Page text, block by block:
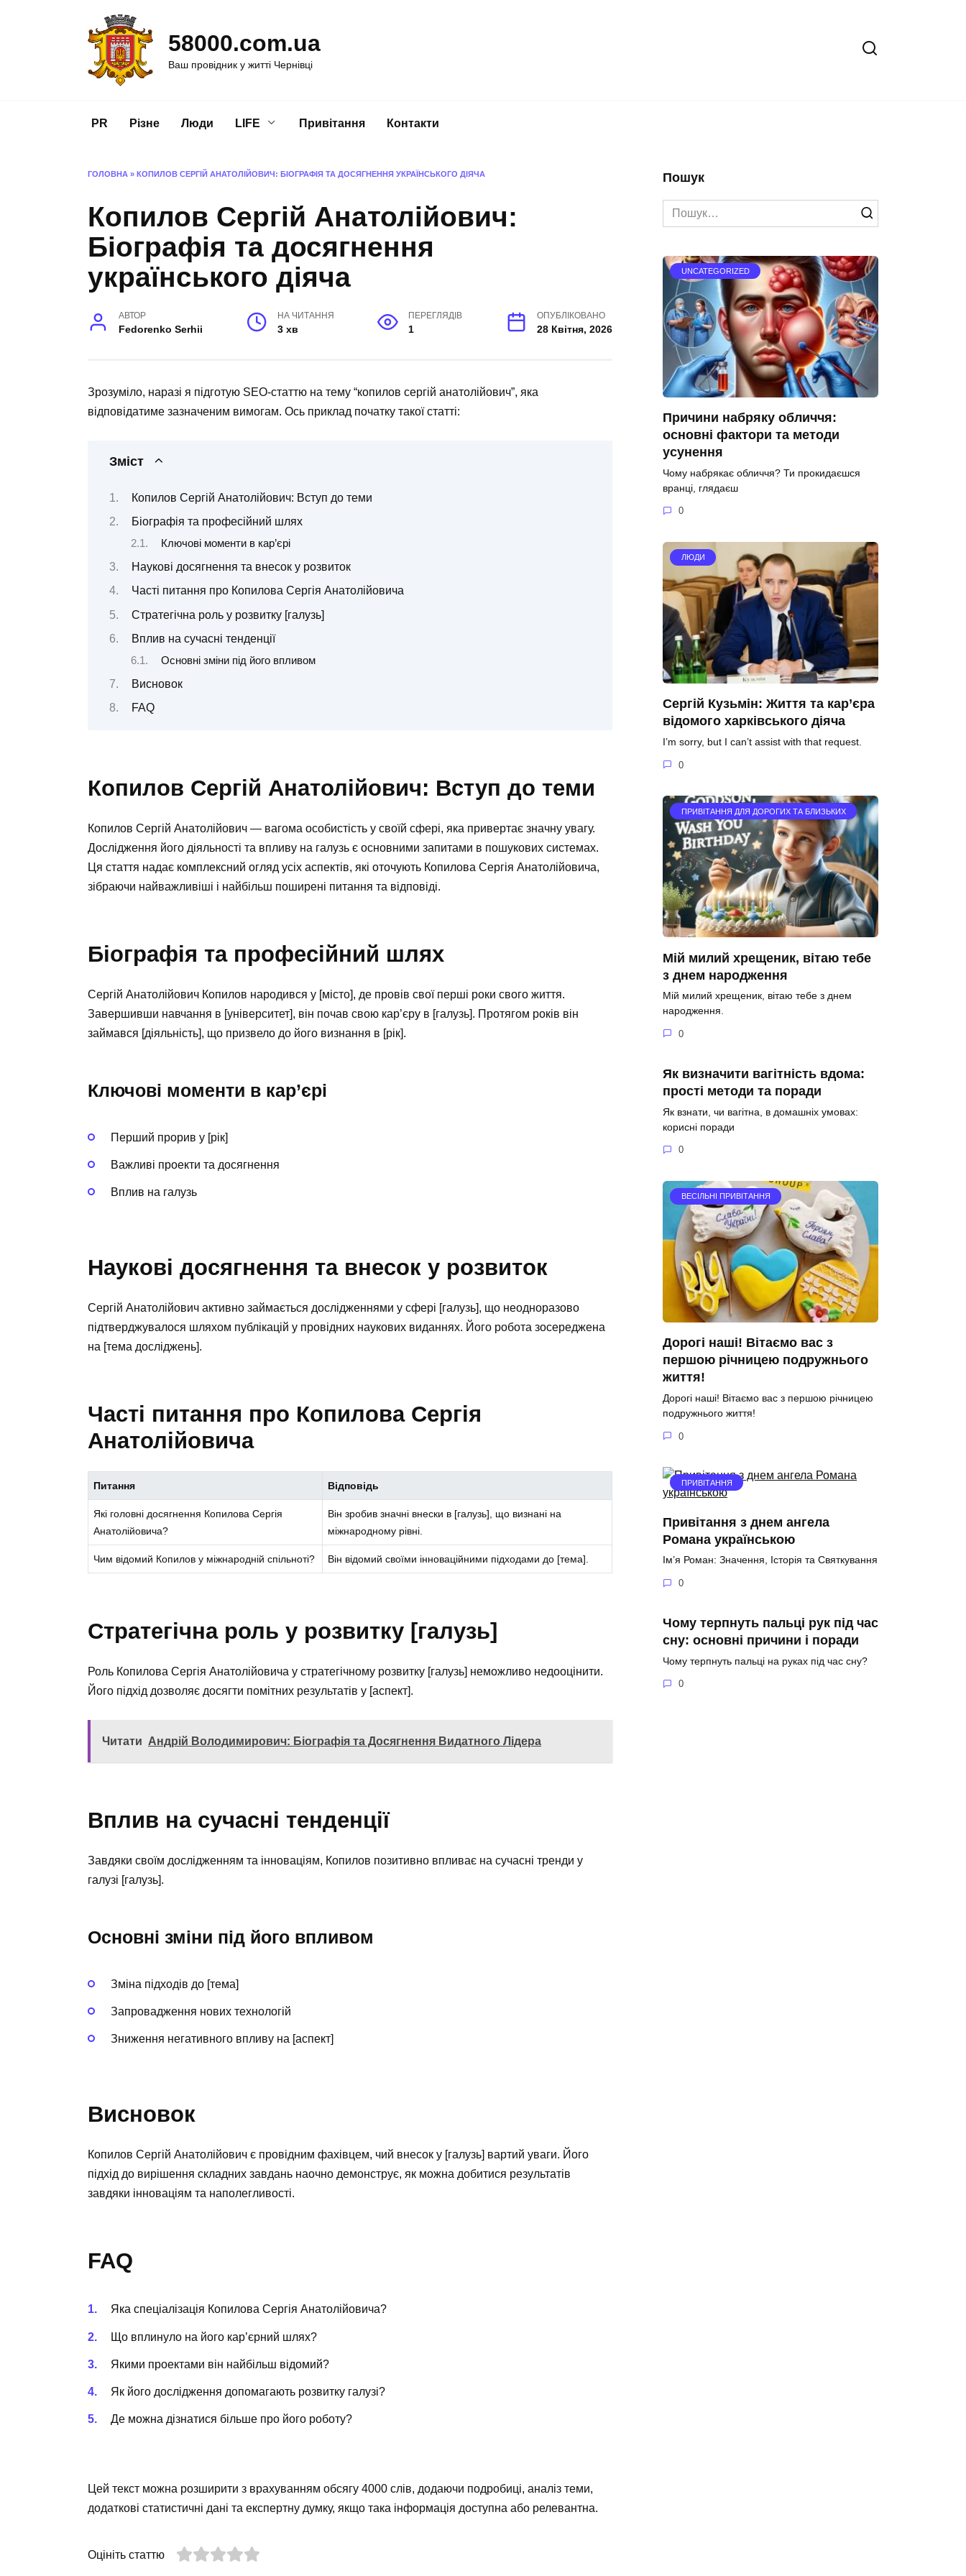
58000.com.ua
Ваш провідник у житті Чернівці
PR Різне Люди LIFE Привітання Контакти
ГОЛОВНА » КОПИЛОВ СЕРГІЙ АНАТОЛІЙОВИЧ: БІОГРАФІЯ ТА ДОСЯГНЕННЯ УКРАЇНСЬКОГО ДІЯЧА
Копилов Сергій Анатолійович:
Біографія та досягнення
українського діяча
АВТОР
Fedorenko Serhii
НА ЧИТАННЯ
3 хв
ПЕРЕГЛЯДІВ
1
ОПУБЛІКОВАНО
28 Квітня, 2026
Зрозуміло, наразі я підготую SEO-статтю на тему “копилов сергій анатолійович”, яка
відповідатиме зазначеним вимогам. Ось приклад початку такої статті:
Зміст
Копилов Сергій Анатолійович: Вступ до теми
Біографія та професійний шлях
Ключові моменти в кар’єрі
Наукові досягнення та внесок у розвиток
Часті питання про Копилова Сергія Анатолійовича
Стратегічна роль у розвитку [галузь]
Вплив на сучасні тенденції
Основні зміни під його впливом
Висновок
FAQ
Копилов Сергій Анатолійович: Вступ до теми
Копилов Сергій Анатолійович — вагома особистість у своїй сфері, яка привертає значну увагу.
Дослідження його діяльності та впливу на галузь є основними запитами в пошукових системах.
Ця стаття надає комплексний огляд усіх аспектів, які оточують Копилова Сергія Анатолійовича,
зібраючи найважливіші і найбільш поширені питання та відповіді.
Біографія та професійний шлях
Сергій Анатолійович Копилов народився у [місто], де провів свої перші роки свого життя.
Завершивши навчання в [університет], він почав свою кар’єру в [галузь]. Протягом років він
займався [діяльність], що призвело до його визнання в [рік].
Ключові моменти в кар’єрі
Перший прорив у [рік]
Важливі проекти та досягнення
Вплив на галузь
Наукові досягнення та внесок у розвиток
Сергій Анатолійович активно займається дослідженнями у сфері [галузь], що неодноразово
підтверджувалося шляхом публікацій у провідних наукових виданнях. Його робота зосереджена
на [тема досліджень].
Часті питання про Копилова Сергія
Анатолійовича
Питання Відповідь
Які головні досягнення Копилова Сергія
Анатолійовича?
Він зробив значні внески в [галузь], що визнані на
міжнародному рівні.
Чим відомий Копилов у міжнародній спільноті? Він відомий своїми інноваційними підходами до [тема].
Стратегічна роль у розвитку [галузь]
Роль Копилова Сергія Анатолійовича у стратегічному розвитку [галузь] неможливо недооцінити.
Його підхід дозволяє досягти помітних результатів у [аспект].
Читати Андрій Володимирович: Біографія та Досягнення Видатного Лідера
Вплив на сучасні тенденції
Завдяки своїм дослідженням та інноваціям, Копилов позитивно впливає на сучасні тренди у
галузі [галузь].
Основні зміни під його впливом
Зміна підходів до [тема]
Запровадження нових технологій
Зниження негативного впливу на [аспект]
Висновок
Копилов Сергій Анатолійович є провідним фахівцем, чий внесок у [галузь] вартий уваги. Його
підхід до вирішення складних завдань наочно демонструє, як можна добитися результатів
завдяки інноваціям та наполегливості.
FAQ
Яка спеціалізація Копилова Сергія Анатолійовича?
Що вплинуло на його кар’єрний шлях?
Якими проектами він найбільш відомий?
Як його дослідження допомагають розвитку галузі?
Де можна дізнатися більше про його роботу?
Цей текст можна розширити з врахуванням обсягу 4000 слів, додаючи подробиці, аналіз теми,
додаткові статистичні дані та експертну думку, якщо така інформація доступна або релевантна.
Оцініть статтю
Пошук
Search
for:
UNCATEGORIZED
Причини набряку обличчя:
основні фактори та методи
усунення
Чому набрякає обличчя? Ти прокидаєшся
вранці, глядаєш
0
ЛЮДИ
Сергій Кузьмін: Життя та кар’єра
відомого харківського діяча
I’m sorry, but I can’t assist with that request.
0
ПРИВІТАННЯ ДЛЯ ДОРОГИХ ТА БЛИЗЬКИХ
Мій милий хрещеник, вітаю тебе
з днем народження
Мій милий хрещеник, вітаю тебе з днем
народження.
0
Як визначити вагітність вдома:
прості методи та поради
Як взнати, чи вагітна, в домашніх умовах:
корисні поради
0
ВЕСІЛЬНІ ПРИВІТАННЯ
Дорогі наші! Вітаємо вас з
першою річницею подружнього
життя!
Дорогі наші! Вітаємо вас з першою річницею
подружнього життя!
0
ПРИВІТАННЯ
Привітання з днем ангела
Романа українською
Ім’я Роман: Значення, Історія та Святкування
0
Чому терпнуть пальці рук під час
сну: основні причини і поради
Чому терпнуть пальці на руках під час сну?
0